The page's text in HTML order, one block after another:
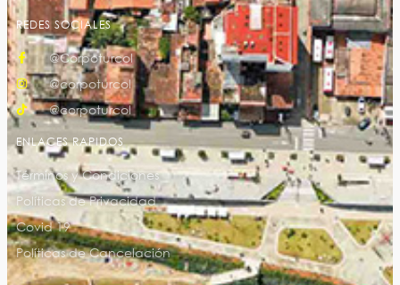
REDES SOCIALES
@Corpoturcol
@corpoturcol
@corpoturcol
ENLACES RAPIDOS
Términos y Condiciones
Políticas de Privacidad
Covid 19
Políticas de Cancelación